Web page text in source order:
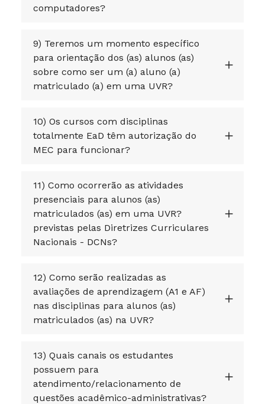
computadores?
9) Teremos um momento específico
para orientação dos (as) alunos (as)
sobre como ser um (a) aluno (a)
matriculado (a) em uma UVR?
10) Os cursos com disciplinas
totalmente EaD têm autorização do
MEC para funcionar?
11) Como ocorrerão as atividades
presenciais para alunos (as)
matriculados (as) em uma UVR?
previstas pelas Diretrizes Curriculares
Nacionais - DCNs?
12) Como serão realizadas as
avaliações de aprendizagem (A1 e AF)
nas disciplinas para alunos (as)
matriculados (as) na UVR?
13) Quais canais os estudantes
possuem para
atendimento/relacionamento de
questões acadêmico-administrativas?